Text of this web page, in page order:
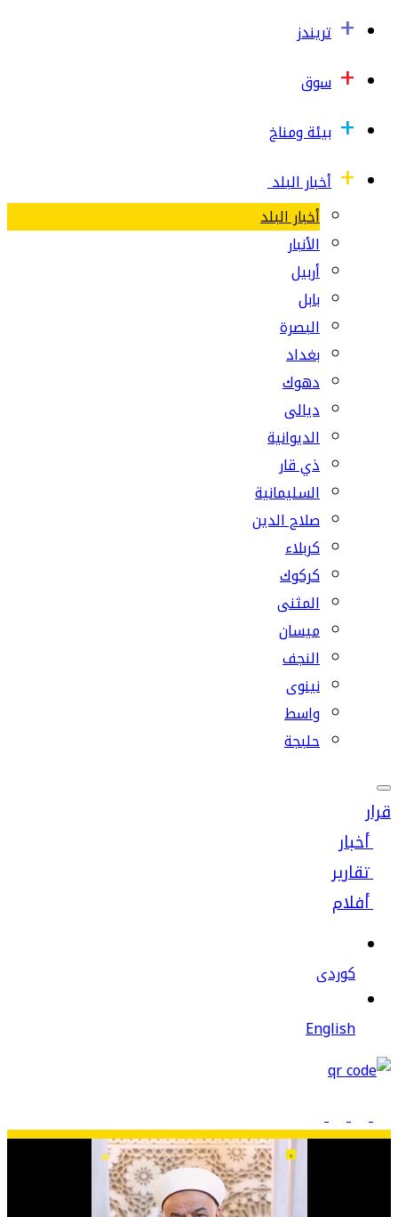
تريندز
سوق
بيئة ومناخ
أخبار البلد
أخبار البلد
الأنبار
أربيل
بابل
البصرة
بغداد
دهوك
ديالى
الديوانية
ذي قار
السليمانية
صلاح الدين
كربلاء
كركوك
المثنى
ميسان
النجف
نينوى
واسط
حلبجة
قرار
أخبار
تقارير
أفلام
كوردى
English